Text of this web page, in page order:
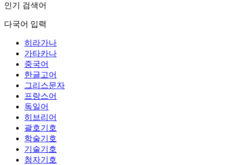
인기 검색어
다국어 입력
히라가나
가타카나
중국어
한글고어
그리스문자
프랑스어
독일어
히브리어
괄호기호
학술기호
기술기호
첨자기호